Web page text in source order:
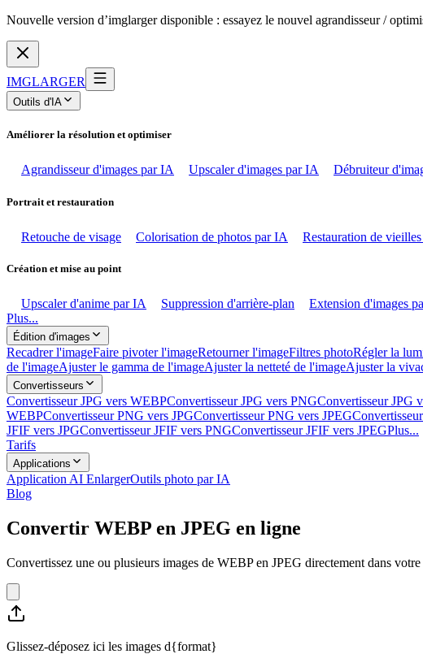
Nouvelle version d’imglarger disponible : essayez le nouvel agrandisseur /
IMGLARGER
Outils d'IA
Améliorer la résolution et optimiser
Agrandisseur d'images par IA Upscaler d'images par IA Débruiteur
Portrait et restauration
Retouche de visage Colorisation de photos par IA Restauration de
Création et mise au point
Upscaler d'anime par IA Suppression d'arrière-plan Extension d'images
Plus...
Édition d'images
Recadrer l'imageFaire pivoter l'imageRetourner l'imageFiltres photoRégler la
de l'imageAjuster le gamma de l'imageAjuster la netteté de l'imageAjuster la
Convertisseurs
Convertisseur JPG vers WEBPConvertisseur JPG vers PNGConvertisseur JPG
WEBPConvertisseur PNG vers JPGConvertisseur PNG vers JPEG
JFIF vers JPGConvertisseur JFIF vers PNGConvertisseur JFIF vers JPEGPlus...
Tarifs
Applications
Application AI EnlargerOutils photo par IA
Blog
Convertir WEBP en JPEG en ligne
Convertissez une ou plusieurs images de WEBP en JPEG directement dans
Glissez-déposez ici les images d{format}